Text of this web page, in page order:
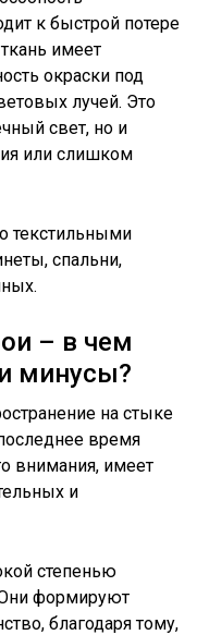
к быстрой потере
имеет
окраски под
лучей. Это
свет, но и
или слишком
текстильными
спальни,
– в чем
минусы?
на стыке
время
внимания, имеет
и
степенью
Они формируют
благодаря тому,